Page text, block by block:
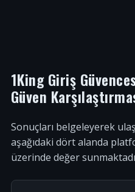
1King Giriş
Güven
Sonuçları belgeleyerek
aşağıdaki dört alanda
üzerinde değer